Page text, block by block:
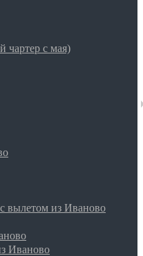
чартер с мая)
вылетом из Иваново
Иваново